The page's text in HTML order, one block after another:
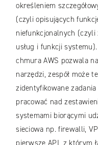
określeniem
(czyli opisujących
niefunkcjonalnych
usług i funkcji
chmura AWS pozwala
narzędzi, zespół może
zidentyfikowane
pracować nad
systemami biorącymi
sieciowa np. firewalli,